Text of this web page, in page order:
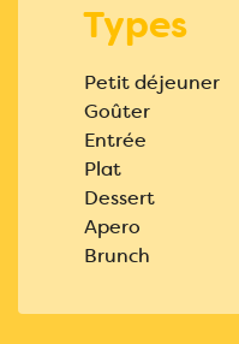
Types
Petit déjeuner
Goûter
Entrée
Plat
Dessert
Apero
Brunch